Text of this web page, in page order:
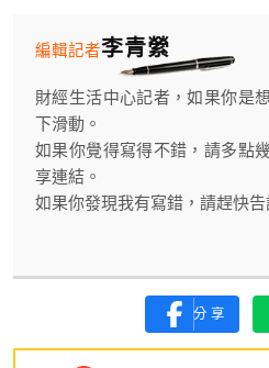
李青縈
編輯記者
財經生活中心記者，如果你是
下滑動。
如果你覺得寫得不錯，請多點
享連結。
如果你發現我有寫錯，請趕快告
分享